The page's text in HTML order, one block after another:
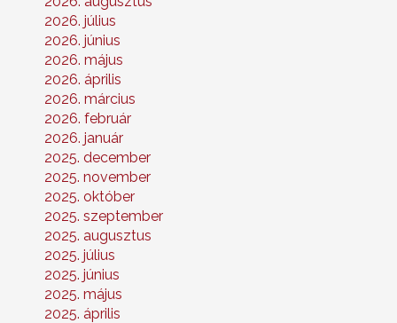
2026. július
2026. június
2026. május
2026. április
2026. március
2026. február
2026. január
2025. december
2025. november
2025. október
2025. szeptember
2025. augusztus
2025. július
2025. június
2025. május
2025. április